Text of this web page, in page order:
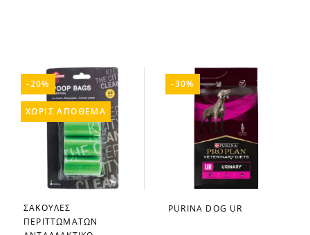
favorite_border
ΣΑΚΟΥΛΕΣ
ΠΕΡΙΤΤΩΜΑΤΩΝ
-20%
ΧΩΡΊΣ ΑΠΌΘΕΜΑ
favorite_border
PURINA DOG UR
-30%